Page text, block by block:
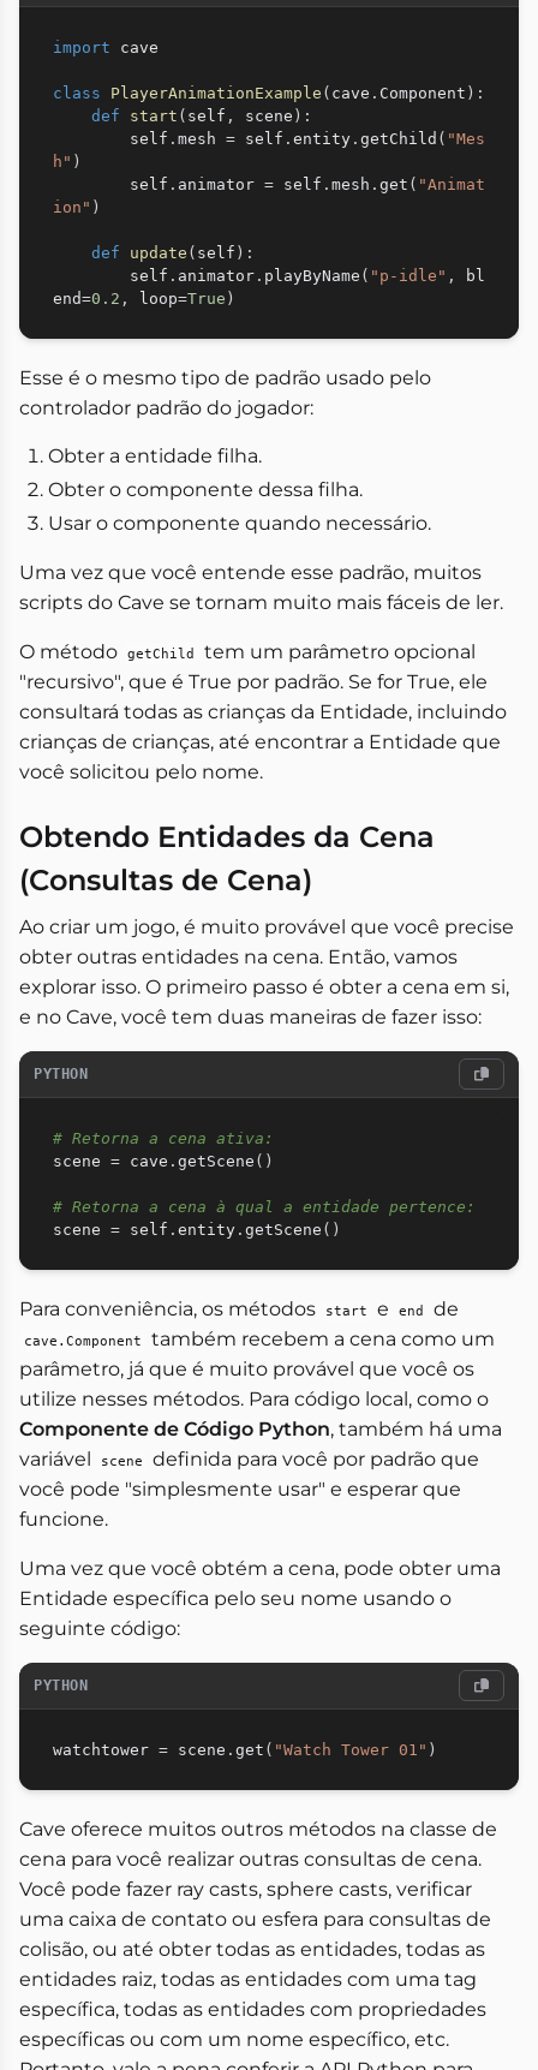
import cave
class PlayerAnimationExample ( cave . Component ) :
def
start ( self , scene ) :
        self
. mesh = self . entity . getChild ( "Mes
h" )
        self
. animator = self . mesh . get ( "Animat
ion" )
def update ( self ) :
        self
. animator . playByName ( "p-idle" ,
bl
end=0.2 , loop=True )
Esse é o mesmo tipo de padrão usado pelo
controlador padrão do jogador:
Obter a entidade filha.
Obter o componente dessa filha.
Usar o componente quando necessário.
Uma vez que você entende esse padrão, muitos
scripts do Cave se tornam muito mais fáceis de ler.
O método getChild
tem um parâmetro opcional
"recursivo", que é True por padrão. Se for True, ele
consultará todas as crianças da Entidade, incluindo
crianças de crianças, até encontrar a Entidade que
você solicitou pelo nome.
Obtendo Entidades da Cena
(Consultas de Cena)
Ao criar um jogo, é muito provável que você precise
obter outras entidades na cena. Então, vamos
explorar isso. O primeiro passo é obter a cena em si,
e no Cave, você tem duas maneiras de fazer isso:
PYTHON
# Retorna a cena ativa:
scene = cave . getScene ( )
# Retorna a cena à qual a entidade pertence:
scene = self . entity . getScene ( )
Para conveniência, os métodos start e end de
cave.Component
também recebem a cena como um
parâmetro, já que é muito provável que você os
utilize nesses métodos. Para código local, como o
Componente de Código Python, também há uma
variável
scene
definida para você por padrão que
você pode "simplesmente usar" e esperar que
funcione.
Uma vez que você obtém a cena, pode obter uma
Entidade específica pelo seu nome usando o
seguinte código:
PYTHON
watchtower = scene . get ( "Watch Tower 01" )
Cave oferece muitos outros métodos na classe de
cena para você realizar outras consultas de cena.
Você pode fazer ray casts, sphere casts, verificar
uma caixa de contato ou esfera para consultas de
colisão, ou até obter todas as entidades, todas as
entidades raiz, todas as entidades com uma tag
específica, todas as entidades com propriedades
específicas ou com um nome específico, etc.